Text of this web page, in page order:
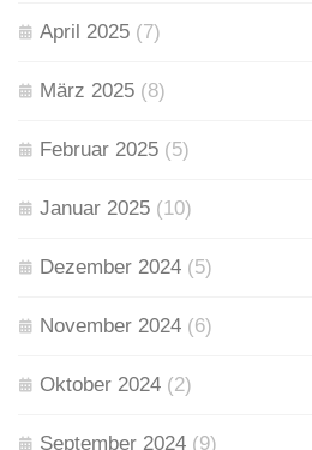
April 2025 (7)
März 2025 (8)
Februar 2025 (5)
Januar 2025 (10)
Dezember 2024 (5)
November 2024 (6)
Oktober 2024 (2)
September 2024 (9)